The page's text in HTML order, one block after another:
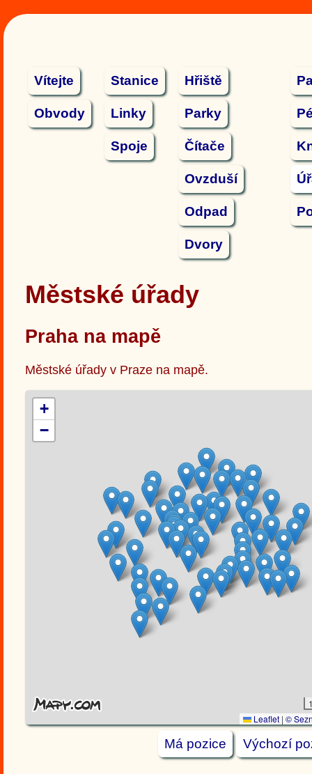
Vítejte
Obvody
Stanice
Linky
Spoje
Hřiště
Parky
Čítače
Ovzduší
Odpad
Dvory
Městské úřady
Praha na mapě
Městské úřady v Praze na mapě.
+
−
Leaflet | ©
Má pozice Výchozí